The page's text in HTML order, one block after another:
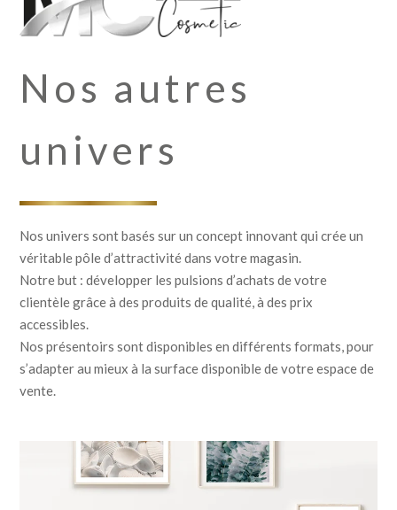
Nos autres
univers
Nos univers sont basés sur un concept innovant qui crée un
véritable pôle d’attractivité dans votre magasin.
Notre but : développer les pulsions d’achats de votre
clientèle grâce à des produits de qualité, à des prix
accessibles.
Nos présentoirs sont disponibles en différents formats, pour
s’adapter au mieux à la surface disponible de votre espace de
vente.